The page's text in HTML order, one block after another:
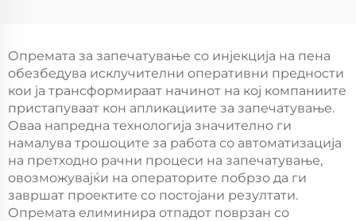
електрични огради,
машина за
затворување на
панели и кабинети
Шасија Кабинетски
Врата Пенска Машина
Опремата за запечатување со инјекција на пена
обезбедува исклучителни оперативни предности
кои ја трансформираат начинот на кој компаниите
пристапуваат кон апликациите за запечатување.
Оваа напредна технологија значително ги
намалува трошоците за работа со автоматизација
на претходно рачни процеси на запечатување,
овозможувајќи на операторите побрзо да ги
завршат проектите со постојани резултати.
Опремата елиминира отпадот поврзан со